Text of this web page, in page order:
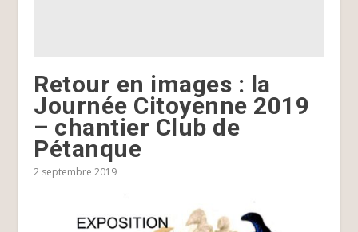
Retour en images : la
Journée Citoyenne 2019
– chantier Club de
Pétanque
2 septembre 2019